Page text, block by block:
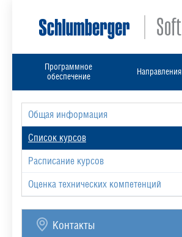
Программное
обеспечение
Направления
Общая информация
Список курсов
Расписание курсов
Оценка технических компетенций
Контакты